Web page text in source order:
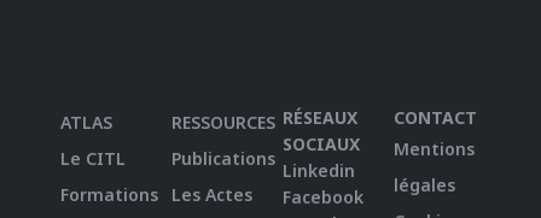
ATLAS
Le CITL
Formations
RESSOURCES
Publications
Les Actes
RÉSEAUX
SOCIAUX
Linkedin
Facebook
CONTACT
Mentions
légales